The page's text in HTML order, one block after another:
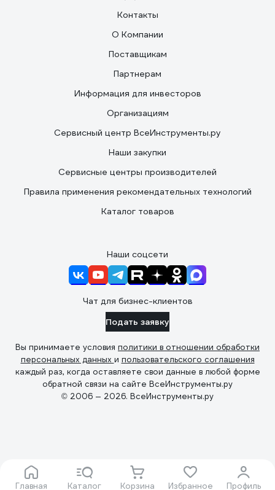
Главная Каталог Корзина Избранное Профиль
Контакты
О Компании
Поставщикам
Партнерам
Информация для инвесторов
Организациям
Сервисный центр ВсеИнструменты.ру
Наши закупки
Сервисные центры производителей
Правила применения рекомендательных технологий
Каталог товаров
Наши соцсети
Чат для бизнес-клиентов
Подать заявку
Вы принимаете условия политики в отношении обработки
персональных данных и пользовательского соглашения
каждый раз, когда оставляете свои данные в любой форме
обратной связи на сайте ВсеИнструменты.ру
© 2006 — 2026. ВсеИнструменты.ру